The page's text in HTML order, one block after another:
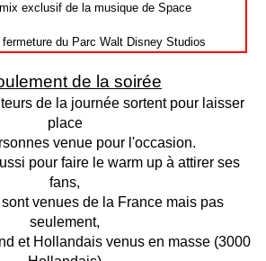
de la musique de Space
du Parc Walt Disney Studios
de la soirée
de la journée sortent pour laisser
place
venue pour l'occasion.
pour faire le warm up à attirer ses
fans,
venues de la France mais pas
seulement,
et Hollandais venus en masse (3000